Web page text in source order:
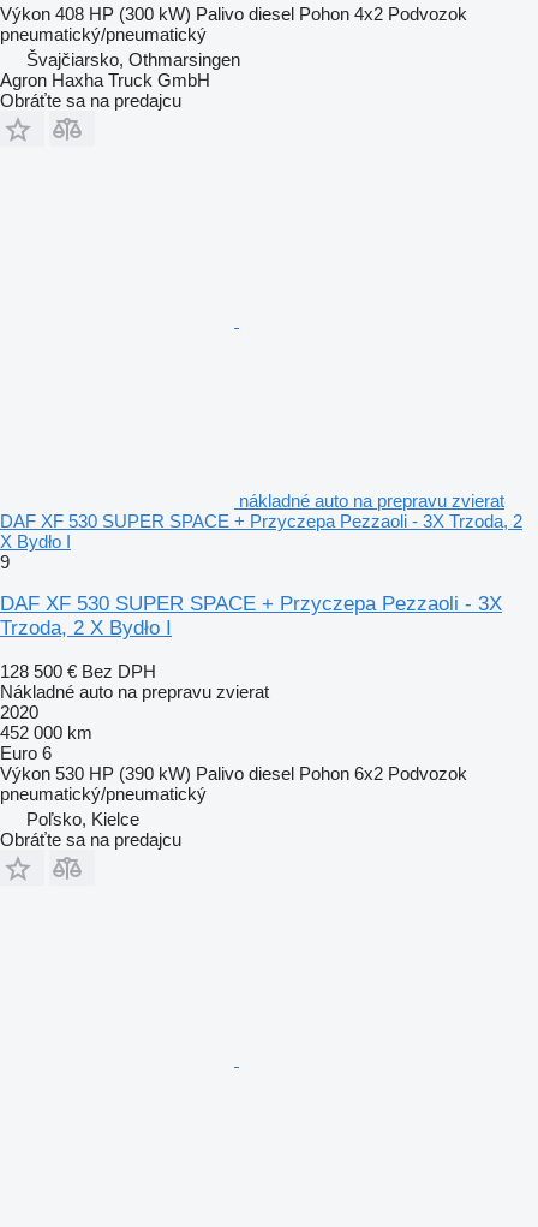
Výkon 408 HP (300 kW) Palivo diesel Pohon 4x2 Podvozok
pneumatický/pneumatický
Švajčiarsko, Othmarsingen
Agron Haxha Truck GmbH
Obráťte sa na predajcu
nákladné auto na prepravu zvierat
DAF XF 530 SUPER SPACE + Przyczepa Pezzaoli - 3X Trzoda, 2
X Bydło I
9
DAF XF 530 SUPER SPACE + Przyczepa Pezzaoli - 3X
Trzoda, 2 X Bydło I
128 500 € Bez DPH
Nákladné auto na prepravu zvierat
2020
452 000 km
Euro 6
Výkon 530 HP (390 kW) Palivo diesel Pohon 6x2 Podvozok
pneumatický/pneumatický
Poľsko, Kielce
Obráťte sa na predajcu